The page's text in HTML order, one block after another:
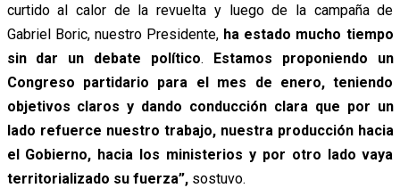
curtido al calor de la revuelta y luego de la campaña de
Gabriel Boric, nuestro Presidente, ha estado mucho tiempo
sin dar un debate político. Estamos proponiendo un
Congreso partidario para el mes de enero, teniendo
objetivos claros y dando conducción clara que por un
lado refuerce nuestro trabajo, nuestra producción hacia
el Gobierno, hacia los ministerios y por otro lado vaya
territorializado su fuerza”, sostuvo.